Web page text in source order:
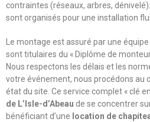
contraintes (réseaux, arbres,
sont organisés pour une installation
Le montage est assuré par une
sont titulaires du « Diplôme de
Nous respectons les délais et les
votre événement, nous procédons au
état du site. Ce service complet « clé
de L’Isle-d’Abeau de se concentrer
bénéficiant d’une location de